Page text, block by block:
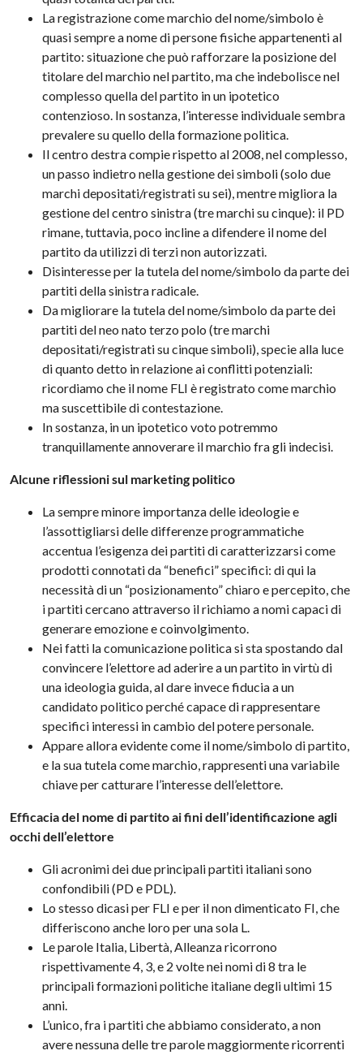
La registrazione come marchio del nome/simbolo è
quasi sempre a nome di persone fisiche appartenenti al
partito: situazione che può rafforzare la posizione del
titolare del marchio nel partito, ma che indebolisce nel
complesso quella del partito in un ipotetico
contenzioso. In sostanza, l’interesse individuale sembra
prevalere su quello della formazione politica.
Il centro destra compie rispetto al 2008, nel complesso,
un passo indietro nella gestione dei simboli (solo due
marchi depositati/registrati su sei), mentre migliora la
gestione del centro sinistra (tre marchi su cinque): il PD
rimane, tuttavia, poco incline a difendere il nome del
partito da utilizzi di terzi non autorizzati.
Disinteresse per la tutela del nome/simbolo da parte dei
partiti della sinistra radicale.
Da migliorare la tutela del nome/simbolo da parte dei
partiti del neo nato terzo polo (tre marchi
depositati/registrati su cinque simboli), specie alla luce
di quanto detto in relazione ai conflitti potenziali:
ricordiamo che il nome FLI è registrato come marchio
ma suscettibile di contestazione.
In sostanza, in un ipotetico voto potremmo
tranquillamente annoverare il marchio fra gli indecisi.
Alcune riflessioni sul marketing politico
La sempre minore importanza delle ideologie e
l’assottigliarsi delle differenze programmatiche
accentua l’esigenza dei partiti di caratterizzarsi come
prodotti connotati da “benefici” specifici: di qui la
necessità di un “posizionamento” chiaro e percepito, che
i partiti cercano attraverso il richiamo a nomi capaci di
generare emozione e coinvolgimento.
Nei fatti la comunicazione politica si sta spostando dal
convincere l’elettore ad aderire a un partito in virtù di
una ideologia guida, al dare invece fiducia a un
candidato politico perché capace di rappresentare
specifici interessi in cambio del potere personale.
Appare allora evidente come il nome/simbolo di partito,
e la sua tutela come marchio, rappresenti una variabile
chiave per catturare l’interesse dell’elettore.
Efficacia del nome di partito ai fini dell’identificazione agli
occhi dell’elettore
Gli acronimi dei due principali partiti italiani sono
confondibili (PD e PDL).
Lo stesso dicasi per FLI e per il non dimenticato FI, che
differiscono anche loro per una sola L.
Le parole Italia, Libertà, Alleanza ricorrono
rispettivamente 4, 3, e 2 volte nei nomi di 8 tra le
principali formazioni politiche italiane degli ultimi 15
anni.
L’unico, fra i partiti che abbiamo considerato, a non
avere nessuna delle tre parole maggiormente ricorrenti